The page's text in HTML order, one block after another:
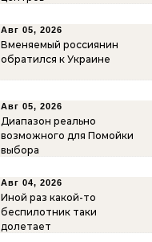
Авг 05, 2026
Вменяемый россиянин
обратился к Украине
Авг 05, 2026
Диапазон реально
возможного для Помойки
выбора
Авг 04, 2026
Иной раз какой-то
беспилотник таки
долетает